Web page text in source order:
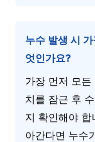
누수 발생 시
엇인가요?
가장 먼저 모
치를 잠근 후
지 확인해야
아간다면 누수